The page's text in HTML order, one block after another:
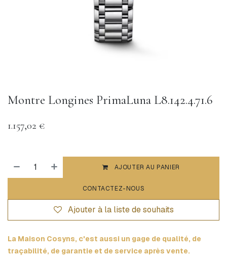
Montre Longines PrimaLuna L8.142.4.71.6
1.157,02 €
AJOUTER AU PANIER
CONTACTEZ-NOUS
Ajouter à la liste de souhaits
La Maison Cosyns, c'est aussi un gage de qualité, de
traçabilité, de garantie et de service après vente.